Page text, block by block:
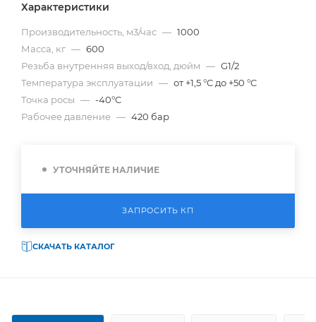
Характеристики
Производительность, м3/час — 1000
Масса, кг — 600
Резьба внутренняя выход/вход, дюйм — G1/2
Температура эксплуатации — от +1,5 °C до +50 °C
Точка росы — -40°C
Рабочее давление — 420 бар
УТОЧНЯЙТЕ НАЛИЧИЕ
ЗАПРОСИТЬ КП
СКАЧАТЬ КАТАЛОГ